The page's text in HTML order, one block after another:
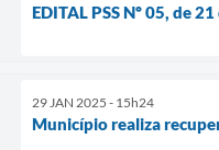
EDITAL PSS Nº 05, de
29 JAN 2025 - 15h24
Município realiza